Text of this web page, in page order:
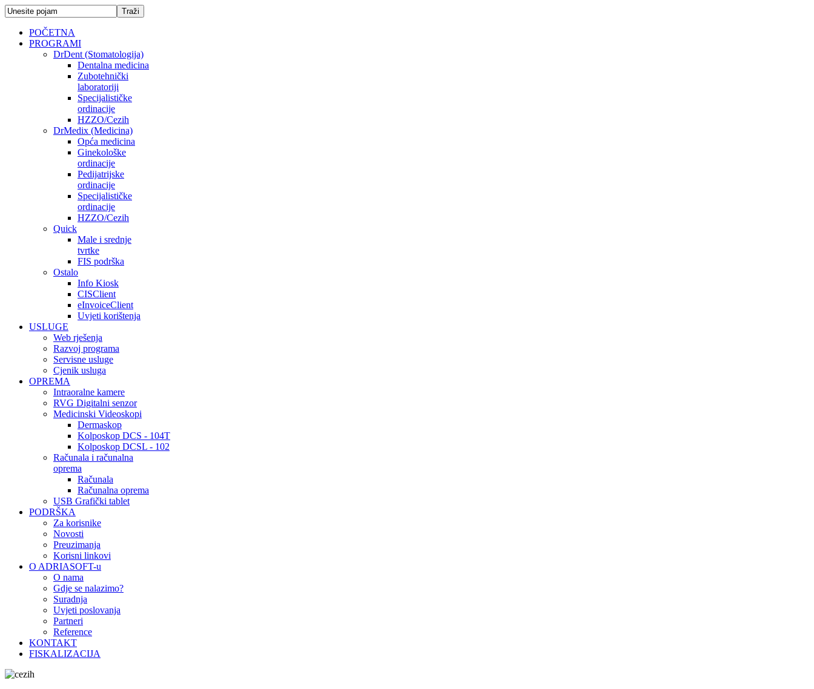
POČETNA
PROGRAMI
DrDent (Stomatologija)
Dentalna medicina
Zubotehnički
laboratoriji
Specijalističke
ordinacije
HZZO/Cezih
DrMedix (Medicina)
Opća medicina
Ginekološke
ordinacije
Pedijatrijske
ordinacije
Specijalističke
ordinacije
HZZO/Cezih
Quick
Male i srednje
tvrtke
FIS podrška
Ostalo
Info Kiosk
CISClient
eInvoiceClient
Uvjeti korištenja
USLUGE
Web rješenja
Razvoj programa
Servisne usluge
Cjenik usluga
OPREMA
Intraoralne kamere
RVG Digitalni senzor
Medicinski Videoskopi
Dermaskop
Kolposkop DCS - 104T
Kolposkop DCSL - 102
Računala i računalna
oprema
Računala
Računalna oprema
USB Grafički tablet
PODRŠKA
Za korisnike
Novosti
Preuzimanja
Korisni linkovi
O ADRIASOFT-u
O nama
Gdje se nalazimo?
Suradnja
Uvjeti poslovanja
Partneri
Reference
KONTAKT
FISKALIZACIJA